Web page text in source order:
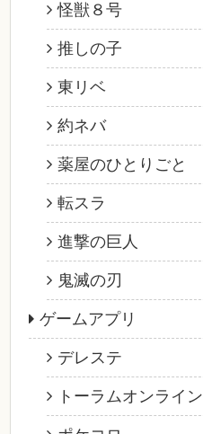
怪獣８号
推しの子
東リベ
約ネバ
薬屋のひとりごと
転スラ
進撃の巨人
鬼滅の刃
ゲームアプリ
デレステ
トーラムオンライン